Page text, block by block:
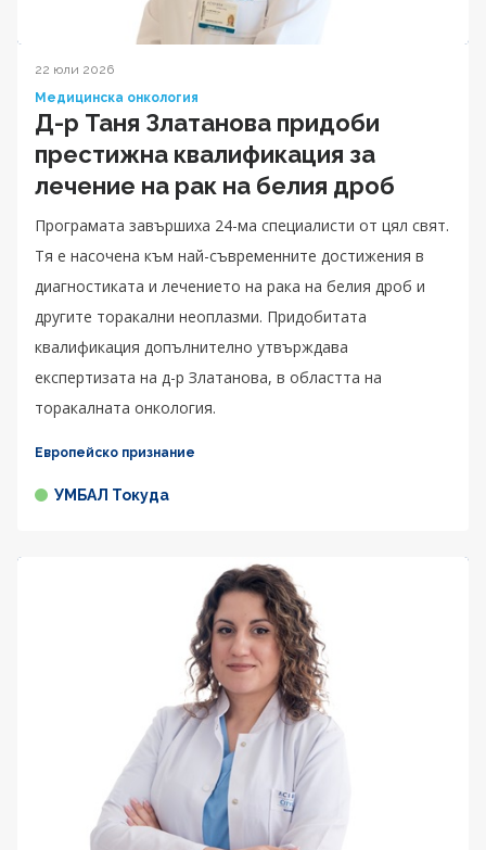
22 юли 2026
Медицинска онкология
Д-р Таня Златанова придоби
престижна квалификация за
лечение на рак на белия дроб
Програмата завършиха 24-ма специалисти от цял свят.
Тя е насочена към най-съвременните достижения в
диагностиката и лечението на рака на белия дроб и
другите торакални неоплазми. Придобитата
квалификация допълнително утвърждава
експертизата на д-р Златанова, в областта на
торакалната онкология.
Европейско признание
УМБАЛ Токуда